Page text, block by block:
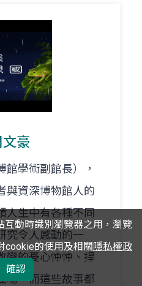
豪
館學術副館長），
與資深博物館人的
人生中有各種不同
究令人感動的一
變的憂心忡忡、捍
場。而這些故事都
動時識別瀏覽器之用，瀏覽
cookie的使用及相關隱私權政
確認